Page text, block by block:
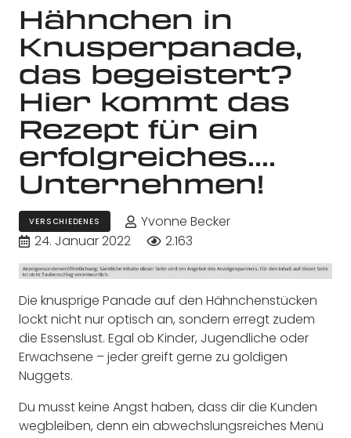
Hähnchen in
Knusperpanade,
das begeistert?
Hier kommt das
Rezept für ein
erfolgreiches….
Unternehmen!
VERSCHIEDENES
Yvonne Becker
24. Januar 2022
2.163
Die knusprige Panade auf den Hähnchenstücken
lockt nicht nur optisch an, sondern erregt zudem
die Essenslust. Egal ob Kinder, Jugendliche oder
Erwachsene – jeder greift gerne zu goldigen
Nuggets.
Du musst keine Angst haben, dass dir die Kunden
wegbleiben, denn ein abwechslungsreiches Menü